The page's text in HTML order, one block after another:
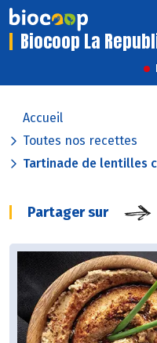
Biocoop La
Accueil
Toutes nos recettes
Tartinade de lentilles
Partager sur